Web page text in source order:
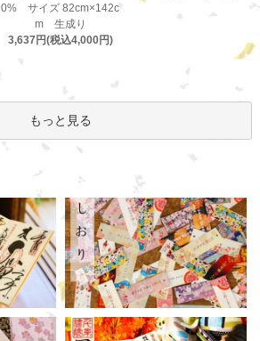
0% サイズ 82cm×142c
m 生成り
3,637円(税込4,000円)
もっと見る